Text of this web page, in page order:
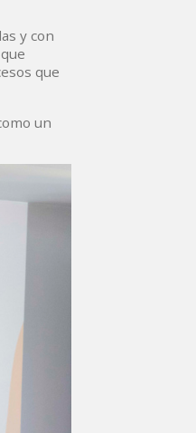
y con
que
un